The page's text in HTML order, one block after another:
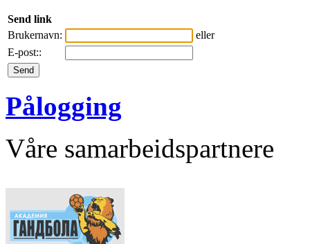
Send link
Brukernavn:
eller
E-post::
Pålogging
Våre samarbeidspartnere